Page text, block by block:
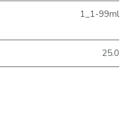
1_1-99ml
25.0